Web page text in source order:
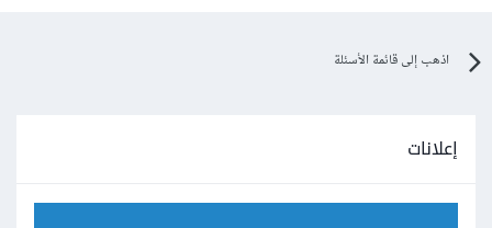
اذهب إلى قائمة الأسئلة
إعلانات